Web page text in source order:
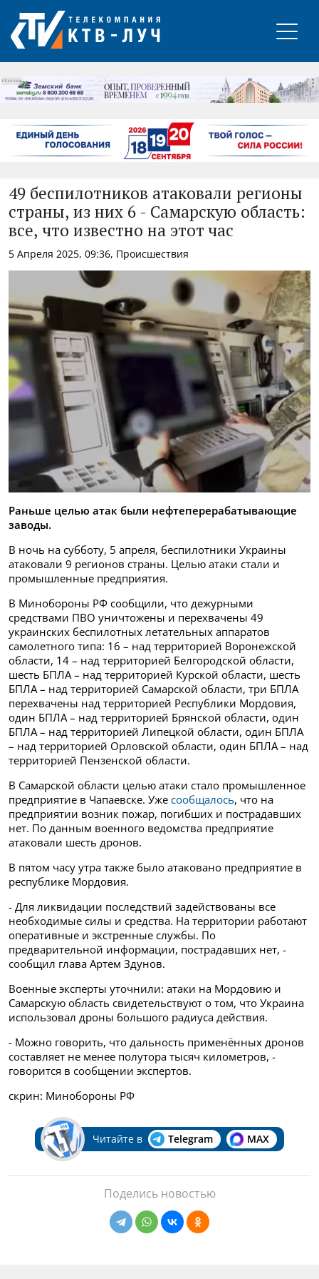
РЕКЛАМА
49 беспилотников атаковали регионы
страны, из них 6 - Самарскую область:
все, что известно на этот час
5 Апреля 2025, 09:36, Происшествия
Раньше целью атак были нефтеперерабатывающие
заводы.
В ночь на субботу, 5 апреля, беспилотники Украины
атаковали 9 регионов страны. Целью атаки стали и
промышленные предприятия.
В Минобороны РФ сообщили, что дежурными
средствами ПВО уничтожены и перехвачены 49
украинских беспилотных летательных аппаратов
самолетного типа: 16 – над территорией Воронежской
области, 14 – над территорией Белгородской области,
шесть БПЛА – над территорией Курской области, шесть
БПЛА – над территорией Самарской области, три БПЛА
перехвачены над территорией Республики Мордовия,
один БПЛА – над территорией Брянской области, один
БПЛА – над территорией Липецкой области, один БПЛА
– над территорией Орловской области, один БПЛА – над
территорией Пензенской области.
В Самарской области целью атаки стало промышленное
предприятие в Чапаевске. Уже сообщалось, что на
предприятии возник пожар, погибших и пострадавших
нет. По данным военного ведомства предприятие
атаковали шесть дронов.
В пятом часу утра также было атаковано предприятие в
республике Мордовия.
- Для ликвидации последствий задействованы все
необходимые силы и средства. На территории работают
оперативные и экстренные службы. По
предварительной информации, пострадавших нет, -
сообщил глава Артем Здунов.
Военные эксперты уточнили: атаки на Мордовию и
Самарскую область свидетельствуют о том, что Украина
использовал дроны большого радиуса действия.
- Можно говорить, что дальность применённых дронов
составляет не менее полутора тысяч километров, -
говорится в сообщении экспертов.
скрин: Минобороны РФ
Читайте в Telegram MAX
Поделись новостью